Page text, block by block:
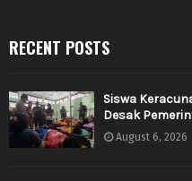
RECENT POSTS
Siswa
Desak
August 6, 2026